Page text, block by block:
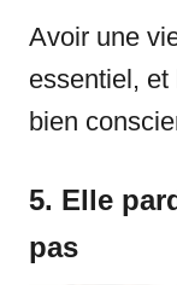
Avoir une
essentiel,
bien
5. Elle
pas